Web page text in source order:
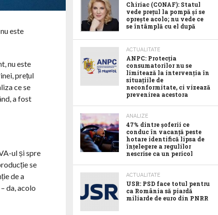
este
nu este
prețul
ce se
a fost
ul și spre
se
de a
da, acolo
Chiriac (CONAF): Statul
vede prețul la pompă și se
oprește acolo; nu vede ce
se întâmplă cu el după
ACTUALITATE
ANPC: Protecția
consumatorilor nu se
limitează la intervenția în
situațiile de
neconformitate, ci vizează
prevenirea acestora
ANALIZE
47% dintre șoferii ce
conduc în vacanță peste
hotare identifică lipsa de
înțelegere a regulilor
nescrise ca un pericol
ACTUALITATE
USR: PSD face totul pentru
ca România să piardă
miliarde de euro din PNRR